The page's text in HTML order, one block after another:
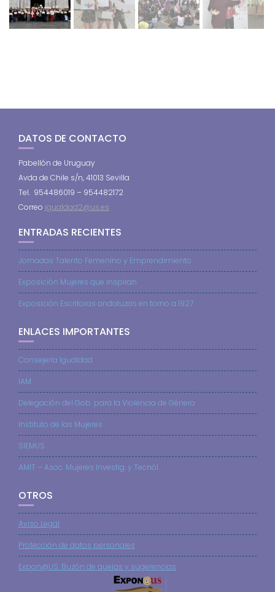
DATOS DE CONTACTO
Pabellón de Uruguay
Avda de Chile s/n, 41013 Sevilla
Tel. 954486019 – 954482172
Correo igualdad2@us.es
ENTRADAS RECIENTES
Jornadas Talento Femenino y Emprendimiento
Exposición Mujeres que inspiran
Exposición Escritoras andaluzas en torno a 1927
ENLACES IMPORTANTES
Consejería Igualdad
IAM
Delegación del Gob. para la Violencia de Género
Instituto de las Mujeres
SIEMUS
AMIT – Asoc. Mujeres Investig. y Tecnól.
OTROS
Aviso Legal
Protección de datos personales
Expon@US: Buzón de quejas y sugerencias